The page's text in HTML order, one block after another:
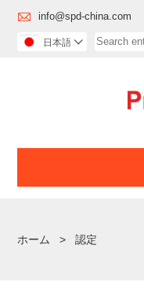
 info@spd-china.com
日本語 
ホーム > 認定